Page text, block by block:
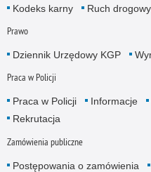
Kodeks karny
Ruch drogowy
Prawo
Dziennik Urzędowy KGP
Praca w Policji
Praca w Policji Informacje
Rekrutacja
Zamówienia publiczne
Postępowania o zamówienia